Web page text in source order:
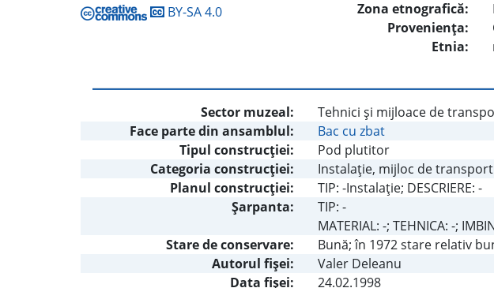
BY-SA 4.0
Zona etnografică:
Provenienţa:
Etnia:
Sector muzeal:
Tehnici şi mijloace de
Face parte din ansamblul:
Bac cu zbat
Tipul construcţiei:
Pod plutitor
Categoria construcţiei:
Instalaţie, mijloc de
Planul construcţiei:
TIP: -Instalaţie; DESCRIERE: -
Şarpanta:
TIP: -
MATERIAL: -; TEHNICA: -;
Stare de conservare:
Bună; în 1972 stare relativ
Autorul fişei:
Valer Deleanu
Data fișei:
24.02.1998